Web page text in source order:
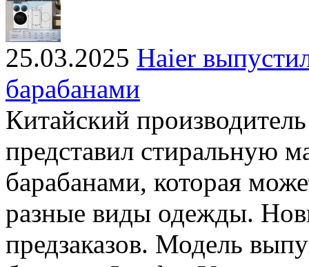
25.03.2025 Haier
барабанами
Китайский
представил стиральную
барабанами, которая
разные виды одежды.
предзаказов. Модель